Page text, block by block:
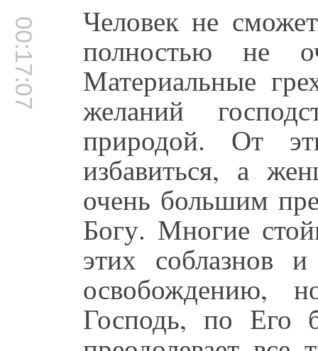
00:17:07 Человек не
полностью не
Материальные
желаний
природой. От
избавиться, а
очень большим
Богу. Многие
этих соблазнов
освобождению,
Господь, по Его